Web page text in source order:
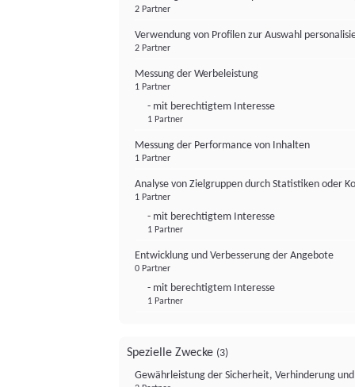
2 Partner
Verwendung von Profilen zur Auswahl
2 Partner
Messung der Werbeleistung
1 Partner
- mit berechtigtem Interesse
1 Partner
Messung der Performance von Inhalten
1 Partner
Analyse von Zielgruppen durch Statistiken oder
1 Partner
- mit berechtigtem Interesse
1 Partner
Entwicklung und Verbesserung der Angebote
0 Partner
- mit berechtigtem Interesse
1 Partner
Spezielle Zwecke (3)
Gewährleistung der Sicherheit, Verhinderung